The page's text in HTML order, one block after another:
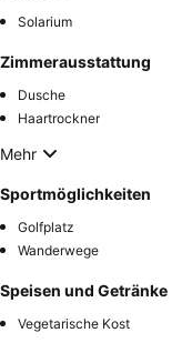
Solarium
Zimmerausstattung
Dusche
Haartrockner
Mehr
Sportmöglichkeiten
Golfplatz
Wanderwege
Speisen und Getränke
Vegetarische Kost